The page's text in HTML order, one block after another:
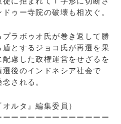
ゥー寺院の破壊も相次ぐ。
ラボゥオ氏が巻き返して勝
とするジョコ氏が再選を果
慮した政権運営をせざるを
後のインドネシア社会で
される。
ルタ』編集委員）
ーーーーーーーーーーーー